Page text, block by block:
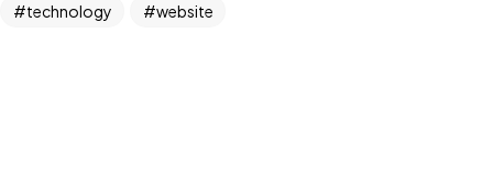
technology website